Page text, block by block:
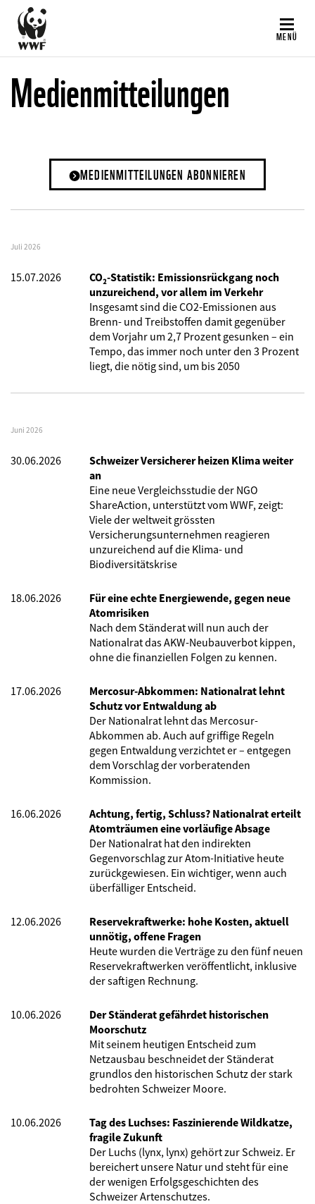
Direkt
zum
Inhalt
MENÜ
Medienmitteilungen
MEDIENMITTEILUNGEN ABONNIEREN
Juli 2026
15.07.2026
CO₂-Statistik: Emissionsrückgang noch
unzureichend, vor allem im Verkehr
Insgesamt sind die CO2-Emissionen aus
Brenn- und Treibstoffen damit gegenüber
dem Vorjahr um 2,7 Prozent gesunken – ein
Tempo, das immer noch unter den 3 Prozent
liegt, die nötig sind, um bis 2050
Juni 2026
30.06.2026
Schweizer Versicherer heizen Klima weiter
an
Eine neue Vergleichsstudie der NGO
ShareAction, unterstützt vom WWF, zeigt:
Viele der weltweit grössten
Versicherungsunternehmen reagieren
unzureichend auf die Klima- und
Biodiversitätskrise
18.06.2026
Für eine echte Energiewende, gegen neue
Atomrisiken
Nach dem Ständerat will nun auch der
Nationalrat das AKW-Neubauverbot kippen,
ohne die finanziellen Folgen zu kennen.
17.06.2026
Mercosur-Abkommen: Nationalrat lehnt
Schutz vor Entwaldung ab
Der Nationalrat lehnt das Mercosur-
Abkommen ab. Auch auf griffige Regeln
gegen Entwaldung verzichtet er – entgegen
dem Vorschlag der vorberatenden
Kommission.
16.06.2026
Achtung, fertig, Schluss? Nationalrat erteilt
Atomträumen eine vorläufige Absage
Der Nationalrat hat den indirekten
Gegenvorschlag zur Atom-Initiative heute
zurückgewiesen. Ein wichtiger, wenn auch
überfälliger Entscheid.
12.06.2026
Reservekraftwerke: hohe Kosten, aktuell
unnötig, offene Fragen
Heute wurden die Verträge zu den fünf neuen
Reservekraftwerken veröffentlicht, inklusive
der saftigen Rechnung.
10.06.2026
Der Ständerat gefährdet historischen
Moorschutz
Mit seinem heutigen Entscheid zum
Netzausbau beschneidet der Ständerat
grundlos den historischen Schutz der stark
bedrohten Schweizer Moore.
10.06.2026
Tag des Luchses: Faszinierende Wildkatze,
fragile Zukunft
Der Luchs (lynx, lynx) gehört zur Schweiz. Er
bereichert unsere Natur und steht für eine
der wenigen Erfolgsgeschichten des
Schweizer Artenschutzes.